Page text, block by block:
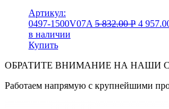
Артикул:
0497-1500V07A 5 832.00Р 4
в наличии
Купить
ОБРАТИТЕ ВНИМАНИЕ НА НАШИ
Работаем напрямую с крупнейшими